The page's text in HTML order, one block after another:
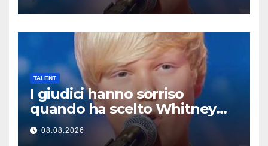
TALENT
I giudici hanno sorriso
quando ha scelto Whitney
Houston… Poi ha iniziato a
cantare
08.08.2026